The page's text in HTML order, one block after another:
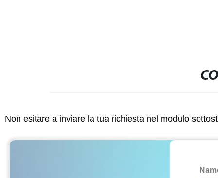
Non esitare a inviare la tua richiesta nel modulo